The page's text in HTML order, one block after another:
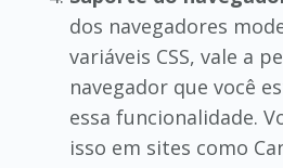
dos navegadores
variáveis CSS, vale a
navegador que você
essa funcionalidade.
isso em sites como